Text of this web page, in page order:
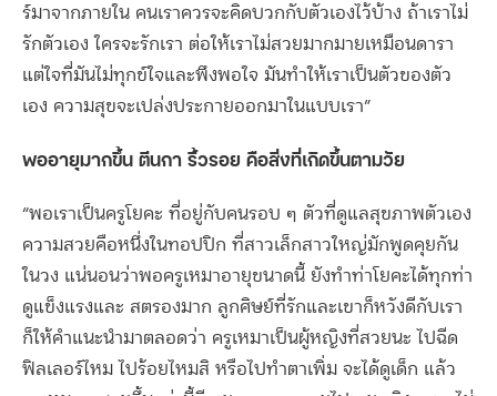
ร์มาจากภายใน คนเราควรจะคิดบวกกับตัวเองไว้บ้าง ถ้าเราไม่
รักตัวเอง ใครจะรักเรา ต่อให้เราไม่สวยมากมายเหมือนดารา
แต่ใจที่มันไม่ทุกข์ใจและพึงพอใจ มันทำให้เราเป็นตัวของตัว
เอง ความสุขจะเปล่งประกายออกมาในแบบเรา”
พออายุมากขึ้น ตีนกา ริ้วรอย คือสิ่งที่เกิดขึ้นตามวัย
“พอเราเป็นครูโยคะ ที่อยู่กับคนรอบ ๆ ตัวที่ดูแลสุขภาพตัวเอง
ความสวยคือหนึ่งในทอปปิก ที่สาวเล็กสาวใหญ่มักพูดคุยกัน
ในวง แน่นอนว่าพอครูเหมาอายุขนาดนี้ ยังทำท่าโยคะได้ทุกท่า
ดูแข็งแรงและ สตรองมาก ลูกศิษย์ที่รักและเขาก็หวังดีกับเรา
ก็ให้คำแนะนำมาตลอดว่า ครูเหมาเป็นผู้หญิงที่สวยนะ ไปฉีด
ฟิลเลอร์ไหม ไปร้อยไหมสิ หรือไปทำตาเพิ่ม จะได้ดูเด็ก แล้ว